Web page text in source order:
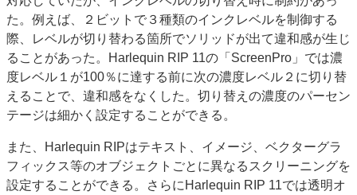
た。例えば、２ビットで３種類のインクレベルを制御する
際、レベルが切り替わる箇所でソリッドが出て違和感が生じ
ることがあった。Harlequin RIP 11の「ScreenPro」では濃
度レベル１が100％に達する前に次の濃度レベル２に切り替
えることで、違和感をなくした。切り替えの濃度のパーセン
テージは細かく設定することができる。
また、Harlequin RIPはテキスト、イメージ、ベクターグラ
フィックス等のオブジェクトごとに異なるスクリーニングを
設定することができる。さらにHarlequin RIP 11では透明オ